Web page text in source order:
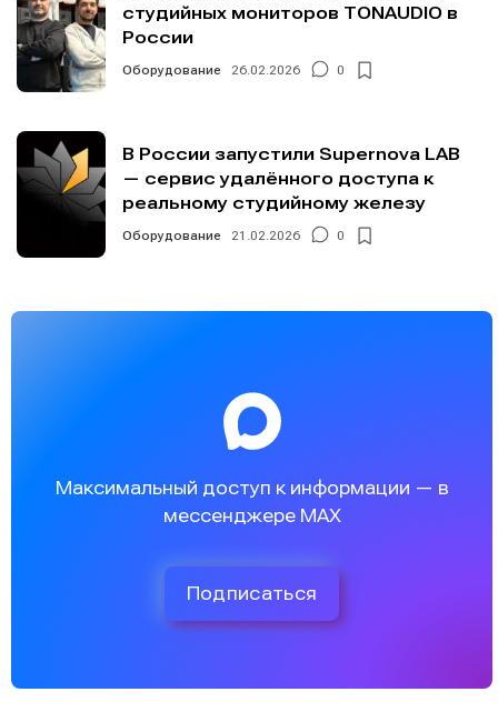
студийных мониторов TONAUDIO в
России
Оборудование 26.02.2026 0
В России запустили Supernova LAB
— сервис удалённого доступа к
реальному студийному железу
Оборудование 21.02.2026 0
Максимальный доступ к информации — в
мессенджере MAX
Подписаться